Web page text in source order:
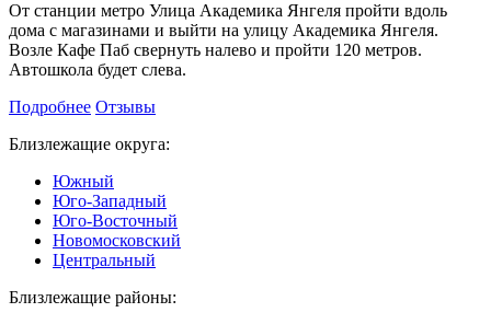
От станции метро Улица Академика Янгеля пройти вдоль
дома с магазинами и выйти на улицу Академика Янгеля.
Возле Кафе Паб свернуть налево и пройти 120 метров.
Автошкола будет слева.
Подробнее Отзывы
Близлежащие округа:
Южный
Юго-Западный
Юго-Восточный
Новомосковский
Центральный
Близлежащие районы: